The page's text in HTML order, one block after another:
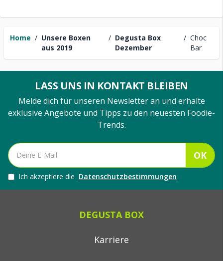
Home / Unsere Boxen
aus 2019
/ Degusta Box
Dezember
/ Choc
Bar
LASS UNS IN KONTAKT BLEIBEN
Melde dich für unseren Newsletter an und erhalte
exklusive Angebote und Tipps zu den neuesten Foodie-
Trends.
OK
Ich akzeptiere die Datenschutzbestimmungen
DEGUSTA BOX
Karriere